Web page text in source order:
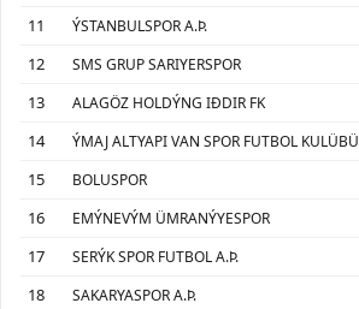
11
ÝSTANBULSPOR A.Þ.
12
SMS GRUP SARIYERSPOR
13
ALAGÖZ HOLDÝNG IÐDIR FK
14
ÝMAJ ALTYAPI VAN SPOR FUTBOL KULÜBÜ
15
BOLUSPOR
16
EMÝNEVÝM ÜMRANÝYESPOR
17
SERÝK SPOR FUTBOL A.Þ.
18
SAKARYASPOR A.Þ.